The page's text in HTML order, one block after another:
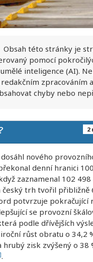
Obsah této stránky je
pomocí
umělé inteligence (AI).
redakčním zpracováním
chyby nebo
2
nového
denní hranici
zaznamenal 102 498
trh tvořil přibližně
potvrzuje pokračující
se provozní
podle dřívějších
růst obratu o 34,2
hrubý zisk zvýšený o 38
.